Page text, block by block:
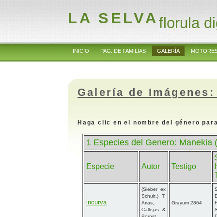
LA SELVAflorula
INICIO PAG. DE FAMILIAS GALERÍA
Galería de
Haga clic en el nombre del género
1 Especies del Genero: Manekia
Especie Autor Testigo
incurva
(Sieber ex
Schult.) T.
Arias,
Callejas &
Grayum 2864